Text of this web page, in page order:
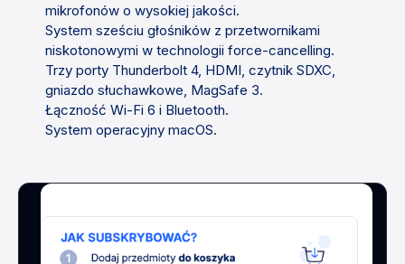
mikrofonów o wysokiej jakości.
System sześciu głośników z przetwornikami
niskotonowymi w technologii force-cancelling.
Trzy porty Thunderbolt 4, HDMI, czytnik SDXC,
gniazdo słuchawkowe, MagSafe 3.
Łączność Wi-Fi 6 i Bluetooth.
System operacyjny macOS.